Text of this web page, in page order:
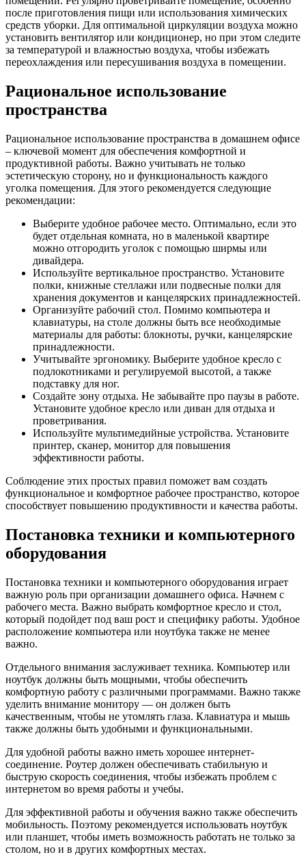
после приготовления пищи или использования химических
средств уборки. Для оптимальной циркуляции воздуха можно
установить вентилятор или кондиционер, но при этом следите
за температурой и влажностью воздуха, чтобы избежать
переохлаждения или пересушивания воздуха в помещении.
Рациональное использование
пространства
Рациональное использование пространства в домашнем офисе
– ключевой момент для обеспечения комфортной и
продуктивной работы. Важно учитывать не только
эстетическую сторону, но и функциональность каждого
уголка помещения. Для этого рекомендуется следующие
рекомендации:
Выберите удобное рабочее место. Оптимально, если это
будет отдельная комната, но в маленькой квартире
можно отгородить уголок с помощью ширмы или
дивайдера.
Используйте вертикальное пространство. Установите
полки, книжные стеллажи или подвесные полки для
хранения документов и канцелярских принадлежностей.
Организуйте рабочий стол. Помимо компьютера и
клавиатуры, на столе должны быть все необходимые
материалы для работы: блокноты, ручки, канцелярские
принадлежности.
Учитывайте эргономику. Выберите удобное кресло с
подлокотниками и регулируемой высотой, а также
подставку для ног.
Создайте зону отдыха. Не забывайте про паузы в работе.
Установите удобное кресло или диван для отдыха и
проветривания.
Используйте мультимедийные устройства. Установите
принтер, сканер, монитор для повышения
эффективности работы.
Соблюдение этих простых правил поможет вам создать
функциональное и комфортное рабочее пространство, которое
способствует повышению продуктивности и качества работы.
Постановка техники и компьютерного
оборудования
Постановка техники и компьютерного оборудования играет
важную роль при организации домашнего офиса. Начнем с
рабочего места. Важно выбрать комфортное кресло и стол,
который подойдет под ваш рост и специфику работы. Удобное
расположение компьютера или ноутбука также не менее
важно.
Отдельного внимания заслуживает техника. Компьютер или
ноутбук должны быть мощными, чтобы обеспечить
комфортную работу с различными программами. Важно также
уделить внимание монитору — он должен быть
качественным, чтобы не утомлять глаза. Клавиатура и мышь
также должны быть удобными и функциональными.
Для удобной работы важно иметь хорошее интернет-
соединение. Роутер должен обеспечивать стабильную и
быструю скорость соединения, чтобы избежать проблем с
интернетом во время работы и учебы.
Для эффективной работы и обучения важно также обеспечить
мобильность. Поэтому рекомендуется использовать ноутбук
или планшет, чтобы иметь возможность работать не только за
столом, но и в других комфортных местах.